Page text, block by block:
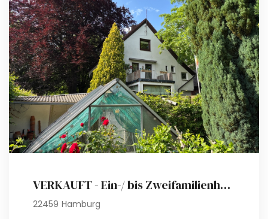
VERKAUFT - Ein-/ bis Zweifamilienhaus auf fabelhaftem Grundstück (ca. 1517 m²)
22459 Hamburg